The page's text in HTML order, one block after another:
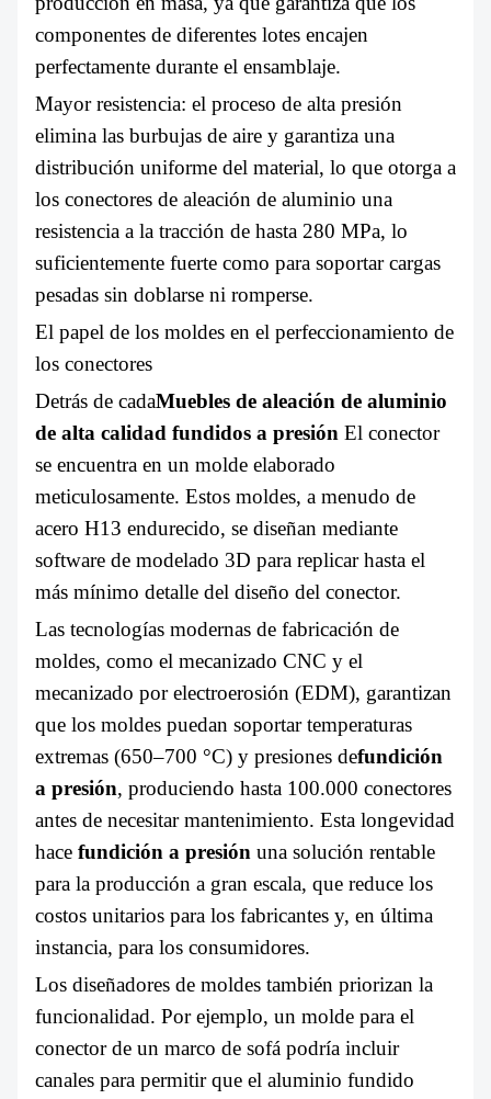
componentes de diferentes lotes encajen
perfectamente durante el ensamblaje.
Mayor resistencia: el proceso de alta presión
elimina las burbujas de aire y garantiza una
distribución uniforme del material, lo que otorga a
los conectores de aleación de aluminio una
resistencia a la tracción de hasta 280 MPa, lo
suficientemente fuerte como para soportar cargas
pesadas sin doblarse ni romperse.
El papel de los moldes en el perfeccionamiento de
los conectores
Detrás de cadaMuebles de aleación de aluminio
de alta calidad fundidos a presión El conector
se encuentra en un molde elaborado
meticulosamente. Estos moldes, a menudo de
acero H13 endurecido, se diseñan mediante
software de modelado 3D para replicar hasta el
más mínimo detalle del diseño del conector.
Las tecnologías modernas de fabricación de
moldes, como el mecanizado CNC y el
mecanizado por electroerosión (EDM), garantizan
que los moldes puedan soportar temperaturas
extremas (650–700 °C) y presiones defundición
a presión, produciendo hasta 100.000 conectores
antes de necesitar mantenimiento. Esta longevidad
hace fundición a presión una solución rentable
para la producción a gran escala, que reduce los
costos unitarios para los fabricantes y, en última
instancia, para los consumidores.
Los diseñadores de moldes también priorizan la
funcionalidad. Por ejemplo, un molde para el
conector de un marco de sofá podría incluir
canales para permitir que el aluminio fundido